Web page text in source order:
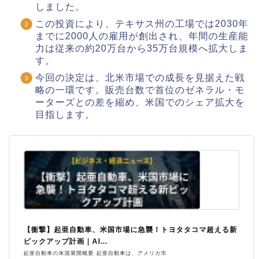
しました。
この投資により、テキサス州の工場では2030年
までに2000人の雇用が創出され、年間の生産能
力は従来の約20万台から35万台規模へ拡大しま
す。
今回の決定は、北米市場での成長を見据えた戦
略の一環です。販売台数で首位のゼネラル・モ
ーターズとの差を縮め、米国でのシェア拡大を
目指します。
【衝撃】起亜自動車、米国市場に急襲！トヨタタコマ超える新
ピックアップ計画｜AI...
起亜自動車の米国展開概要 起亜自動車は、アメリカ市